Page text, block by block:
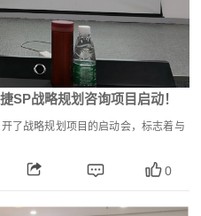
SP战略规划咨询项目启动！
了战略规划项目的启动会，标志着与
0